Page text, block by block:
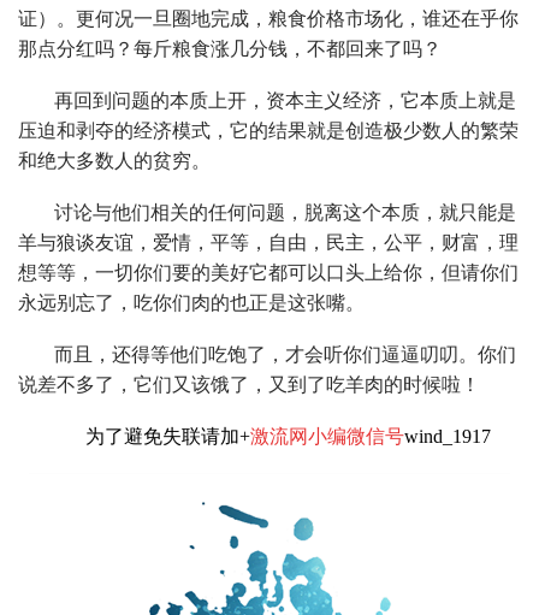
证）。更何况一旦圈地完成，粮食价格市场化，谁还在乎你
那点分红吗？每斤粮食涨几分钱，不都回来了吗？
再回到问题的本质上开，资本主义经济，它本质上就是
压迫和剥夺的经济模式，它的结果就是创造极少数人的繁荣
和绝大多数人的贫穷。
讨论与他们相关的任何问题，脱离这个本质，就只能是
羊与狼谈友谊，爱情，平等，自由，民主，公平，财富，理
想等等，一切你们要的美好它都可以口头上给你，但请你们
永远别忘了，吃你们肉的也正是这张嘴。
而且，还得等他们吃饱了，才会听你们逼逼叨叨。你们
说差不多了，它们又该饿了，又到了吃羊肉的时候啦！
为了避免失联请加+激流网小编微信号wind_1917